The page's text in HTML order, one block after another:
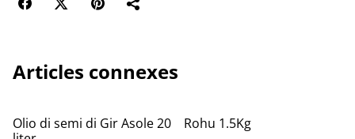
Articles connexes
Olio di semi di Gir Asole 20
Rohu 1.5Kg